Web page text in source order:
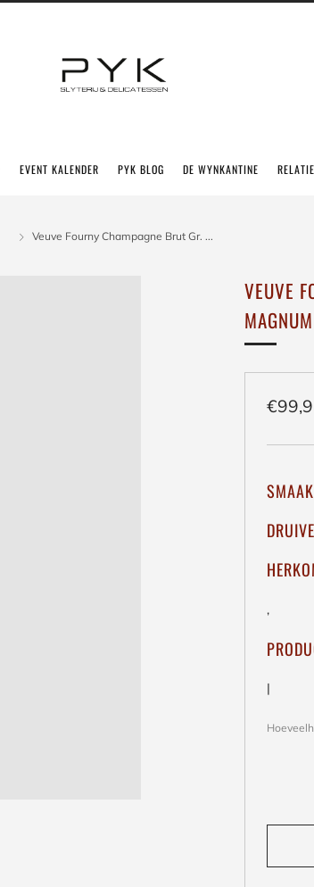
EVENT KALENDER PYK BLOG DE WYNKANTINE
Veuve Fourny Champagne Brut Gr. ...
VEUVE
MAGNUM
,
|